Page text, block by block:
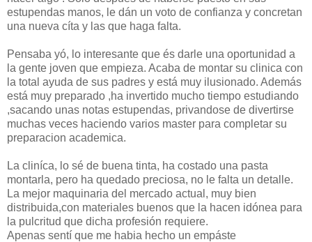
estupendas manos, le dán un voto de confianza y concretan
una nueva cíta y las que haga falta.
Pensaba yó, lo interesante que és darle una oportunidad a
la gente joven que empieza. Acaba de montar su clinica con
la total ayuda de sus padres y está muy ilusionado. Además
está muy preparado ,ha invertido mucho tiempo estudiando
,sacando unas notas estupendas, privandose de divertirse
muchas veces haciendo varios master para completar su
preparacion academica.
La cliníca, lo sé de buena tinta, ha costado una pasta
montarla, pero ha quedado preciosa, no le falta un detalle.
La mejor maquinaria del mercado actual, muy bien
distribuida,con materiales buenos que la hacen idónea para
la pulcritud que dicha profesión requiere.
Apenas sentí que me habia hecho un empáste